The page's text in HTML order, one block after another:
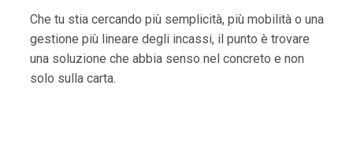
Che tu stia cercando più semplicità, più mobilità o una
gestione più lineare degli incassi, il punto è trovare
una soluzione che abbia senso nel concreto e non
solo sulla carta.